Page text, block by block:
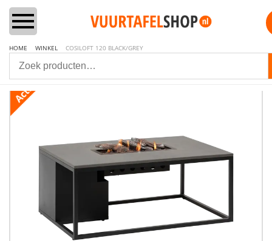
Vuurtafels
Aanbiedingen Sets
Inbouwbranders
HOME WINKEL COSILOFT 120 BLACK/GREY